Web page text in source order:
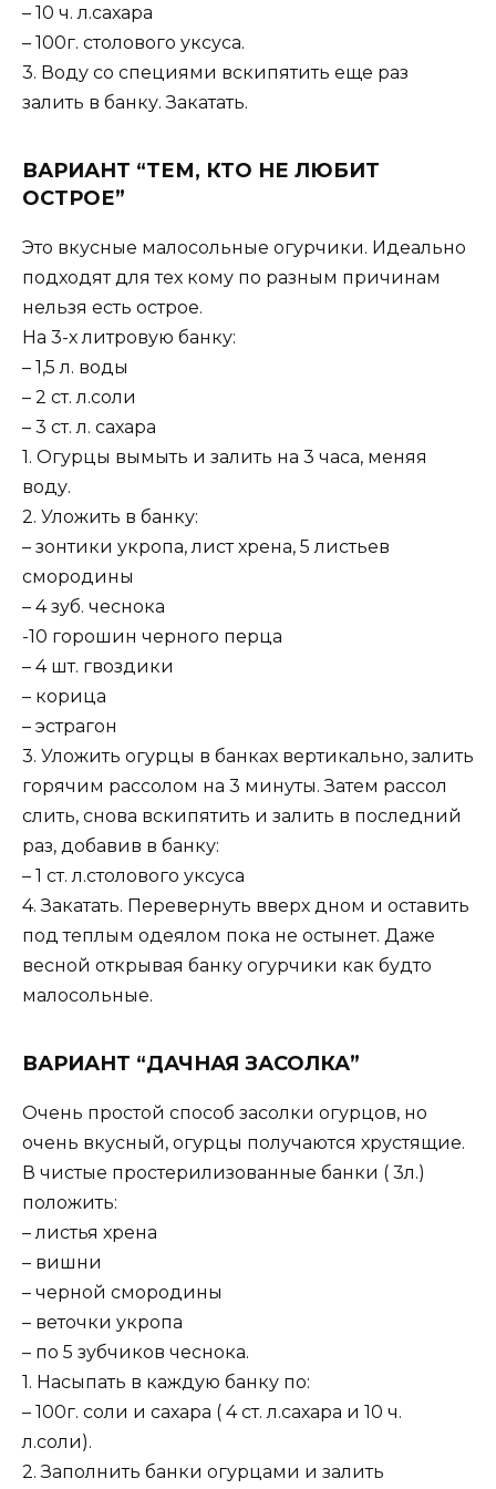
– 10 ч. л.сахара
– 100г. столового уксуса.
3. Воду со специями вскипятить еще раз
залить в банку. Закатать.
ВАРИАНТ “ТЕМ, КТО НЕ ЛЮБИТ
ОСТРОЕ”
Это вкусные малосольные огурчики. Идеально
подходят для тех кому по разным причинам
нельзя есть острое.
На 3-х литровую банку:
– 1,5 л. воды
– 2 ст. л.соли
– 3 ст. л. сахара
1. Огурцы вымыть и залить на 3 часа, меняя
воду.
2. Уложить в банку:
– зонтики укропа, лист хрена, 5 листьев
смородины
– 4 зуб. чеснока
-10 горошин черного перца
– 4 шт. гвоздики
– корица
– эстрагон
3. Уложить огурцы в банках вертикально, залить
горячим рассолом на 3 минуты. Затем рассол
слить, снова вскипятить и залить в последний
раз, добавив в банку:
– 1 ст. л.столового уксуса
4. Закатать. Перевернуть вверх дном и оставить
под теплым одеялом пока не остынет. Даже
весной открывая банку огурчики как будто
малосольные.
ВАРИАНТ “ДАЧНАЯ ЗАСОЛКА”
Очень простой способ засолки огурцов, но
очень вкусный, огурцы получаются хрустящие.
В чистые простерилизованные банки ( 3л.)
положить:
– листья хрена
– вишни
– черной смородины
– веточки укропа
– по 5 зубчиков чеснока.
1. Насыпать в каждую банку по:
– 100г. соли и сахара ( 4 ст. л.сахара и 10 ч.
л.соли).
2. Заполнить банки огурцами и залить